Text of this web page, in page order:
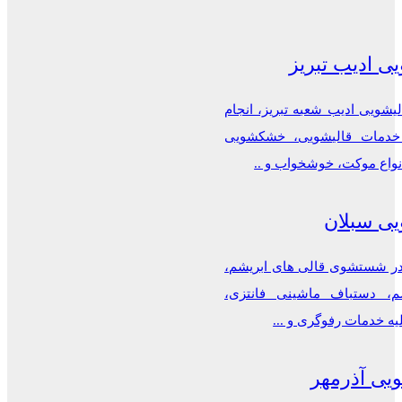
ادیب تبریز
ادیب شعبه تبریز، انجام
قالیشویی، خشکشویی
موکت، خوشخواب و ..
سبلان
شستشوی قالی های ابریشم،
دستباف ماشینی فانتزی،
خدمات رفوگری و ...
آذرمهر